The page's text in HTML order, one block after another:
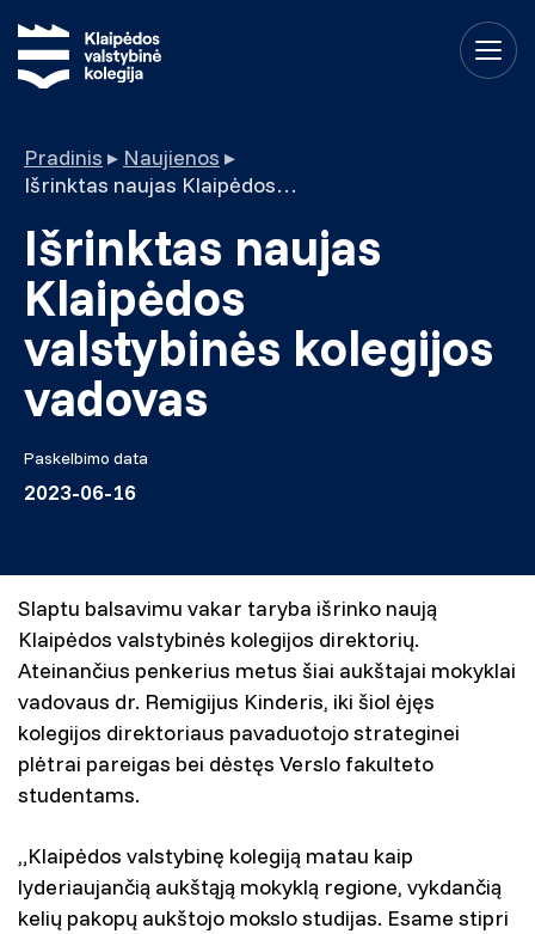
Pradinis ▸ Naujienos ▸
Išrinktas naujas Klaipėdos valstybinės kolegijos vadovas
Išrinktas naujas
Klaipėdos
valstybinės kolegijos
vadovas
Paskelbimo data
2023-06-16
Slaptu balsavimu vakar taryba išrinko naują
Klaipėdos valstybinės kolegijos direktorių.
Ateinančius penkerius metus šiai aukštajai mokyklai
vadovaus dr. Remigijus Kinderis, iki šiol ėjęs
kolegijos direktoriaus pavaduotojo strateginei
plėtrai pareigas bei dėstęs Verslo fakulteto
studentams.
„Klaipėdos valstybinę kolegiją matau kaip
lyderiaujančią aukštąją mokyklą regione, vykdančią
kelių pakopų aukštojo mokslo studijas. Esame stipri